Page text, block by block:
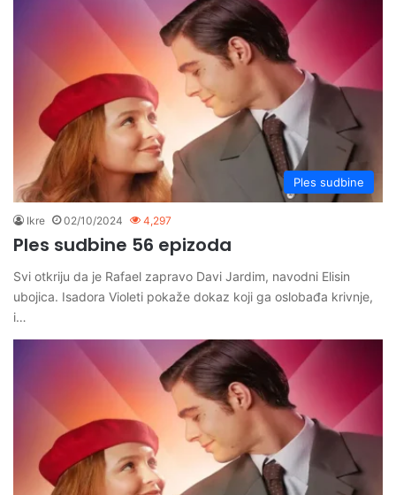
Ples sudbine
Ikre 02/10/2024 4,297
Ples sudbine 56 epizoda
Svi otkriju da je Rafael zapravo Davi Jardim, navodni Elisin
ubojica. Isadora Violeti pokaže dokaz koji ga oslobađa krivnje,
i…